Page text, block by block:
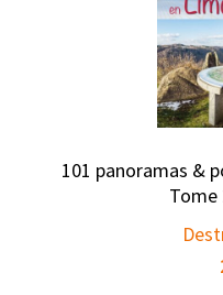
101 panoramas &
Tome